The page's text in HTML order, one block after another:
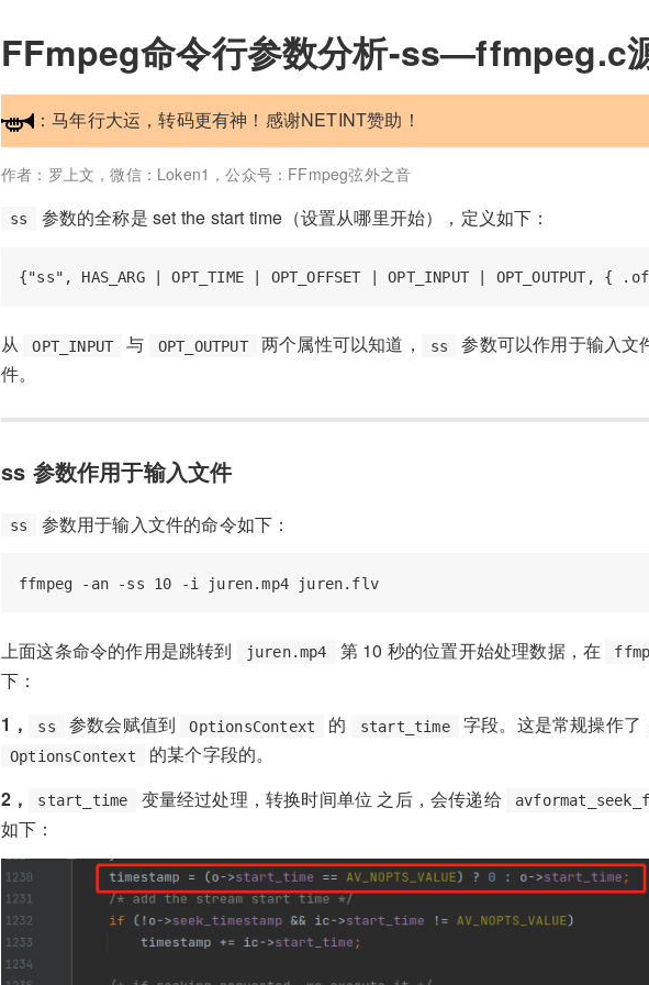
FFmpeg命令行参数分析-ss—ffmpeg.c
：马年行大运，转码更有神！感谢NETINT赞助！
作者：罗上文，微信：Loken1，公众号：FFmpeg弦外之音
ss 参数的全称是 set the start time（设置从哪里开始），定义如下：
从 OPT_INPUT 与 OPT_OUTPUT 两个属性可以知道， ss
参数可以作用于输入文
件。
ss 参数作用于输入文件
ss 参数用于输入文件的命令如下：
上面这条命令的作用是跳转到 juren.mp4 第 10 秒的位置开始处理数据，在
下：
1，
ss 参数会赋值到 OptionsContext 的 start_time 字段。这是常规操作
OptionsContext
的某个字段的。
2，
start_time 变量经过处理，转换时间单位 之后，会传递给
如下：